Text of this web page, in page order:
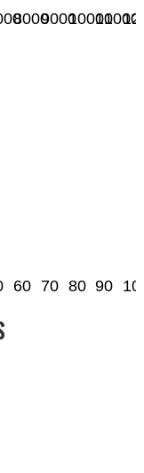
800090001000011000
60 70 80 90